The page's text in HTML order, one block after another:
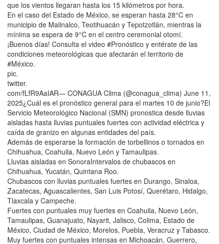
que los vientos llegaran hasta los 15 kilómetros por hora.
En el caso del Estado de México, se esperan hasta 28°C en
municipio de Malinalco, Teotihuacán y Tepotzotlán, mientras la
mínima se espera de 9°C en el centro ceremonial otomí.
¡Buenos días! Consulta el video #Pronóstico y entérate de las
condiciones meteorológicas que afectarán el territorio de
#México.
pic.
twitter.
com/fLfR9AaIAR— CONAGUA Clima (@conagua_clima) June 11,
2025¿Cuál es el pronóstico general para el martes 10 de junio?El
Servicio Meteorológico Nacional (SMN) pronostica desde lluvias
aisladas hasta lluvias puntuales fuertes con actividad eléctrica y
caída de granizo en algunas entidades del país.
Además de esperarse la formación de torbellinos o tornados en
Chihuahua, Coahuila, Nuevo León y Tamaulipas.
Lluvias aisladas en SonoraIntervalos de chubascos en
Chihuahua, Yucatán, Quintana Roo.
Chubascos con lluvias puntuales fuertes en Durango, Sinaloa,
Zacatecas, Aguascalientes, San Luis Potosí, Querétaro, Hidalgo,
Tlaxcala y Campeche.
Fuertes con puntuales muy fuertes en Coahuila, Nuevo León,
Tamaulipas, Guanajuato, Nayarit, Jalisco, Colima, Estado de
México, Ciudad de México, Morelos, Puebla, Veracruz y Tabasco.
Muy fuertes con puntuales intensas en Michoacán, Guerrero,